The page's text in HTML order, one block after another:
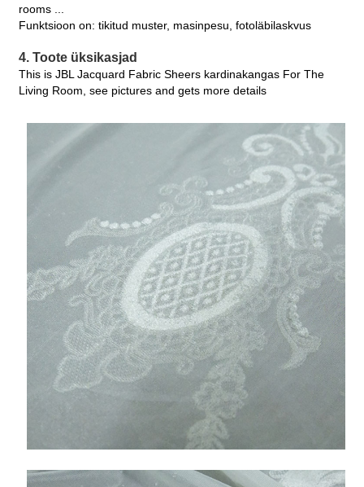
rooms ...
Funktsioon on: tikitud muster, masinpesu, fotoläbilaskvus
4. Toote üksikasjad
This is JBL Jacquard Fabric Sheers kardinakangas For The
Living Room, see pictures and gets more details